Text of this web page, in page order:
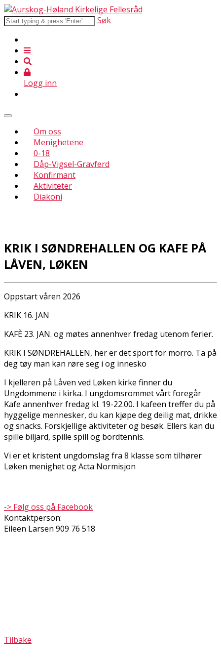
Søk
Logg inn
Om oss
Menighetene
0-18
Dåp-Vigsel-Gravferd
Konfirmant
Aktiviteter
Diakoni
KRIK I SØNDREHALLEN OG KAFE PÅ
LÅVEN, LØKEN
Oppstart våren 2026
KRIK 16. JAN
KAFÈ 23. JAN. og møtes annenhver fredag utenom ferier.
KRIK I SØNDREHALLEN, her er det sport for morro. Ta på
deg tøy man kan røre seg i og innesko
I kjelleren på Låven ved Løken kirke finner du
Ungdommene i kirka. I ungdomsrommet vårt foregår
Kafe annenhver fredag kl. 19-22.00. I kafeen treffer du på
hyggelige mennesker, du kan kjøpe deg deilig mat, drikke
og snacks. Forskjellige aktiviteter og besøk. Ellers kan du
spille biljard, spille spill og bordtennis.
Vi er et kristent ungdomslag fra 8 klasse som tilhører
Løken menighet og Acta Normisjon
-> Følg oss på Facebook
Kontaktperson:
Eileen Larsen 909 76 518
Tilbake